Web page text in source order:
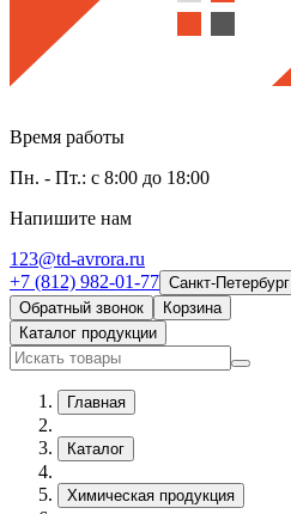
Время работы
Пн. - Пт.: с 8:00 до 18:00
Напишите нам
123@td-avrora.ru
+7 (812) 982-01-77 Санкт-Петербург
Обратный звонок
Корзина
Каталог продукции
Главная
Каталог
Химическая продукция